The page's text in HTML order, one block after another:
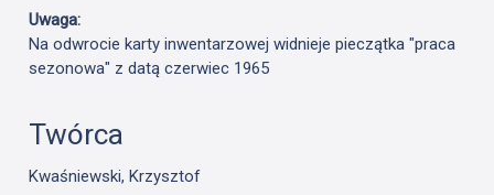
Uwaga:
Na odwrocie karty inwentarzowej widnieje pieczątka "praca
sezonowa" z datą czerwiec 1965
Twórca
Kwaśniewski, Krzysztof